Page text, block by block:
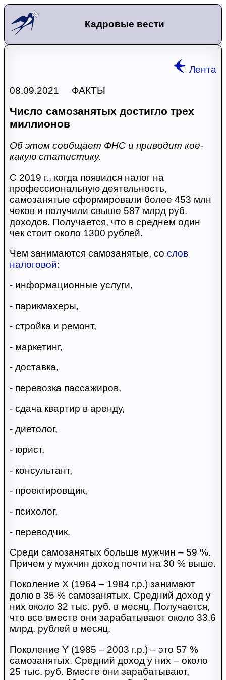
Кадровые вести
Лента
08.09.2021 ФАКТЫ
Число самозанятых достигло трех
миллионов
Об этом сообщает ФНС и приводит кое-
какую статистику.
С 2019 г., когда появился налог на
профессиональную деятельность,
самозанятые сформировали более 453 млн
чеков и получили свыше 587 млрд руб.
доходов. Получается, что в среднем один
чек стоит около 1300 рублей.
Чем занимаются самозанятые, со слов
налоговой:
- информационные услуги,
- парикмахеры,
- стройка и ремонт,
- маркетинг,
- доставка,
- перевозка пассажиров,
- сдача квартир в аренду,
- диетолог,
- юрист,
- консультант,
- проектировщик,
- психолог,
- переводчик.
Среди самозанятых больше мужчин – 59 %.
Причем у мужчин доход почти на 30 % выше.
Поколение X (1964 – 1984 г.р.) занимают
долю в 35 % самозанятых. Средний доход у
них около 32 тыс. руб. в месяц. Получается,
что все вместе они зарабатывают около 33,6
млрд. рублей в месяц.
Поколение Y (1985 – 2003 г.р.) – это 57 %
самозанятых. Средний доход у них – около
25 тыс. руб. Вместе они зарабатывают,